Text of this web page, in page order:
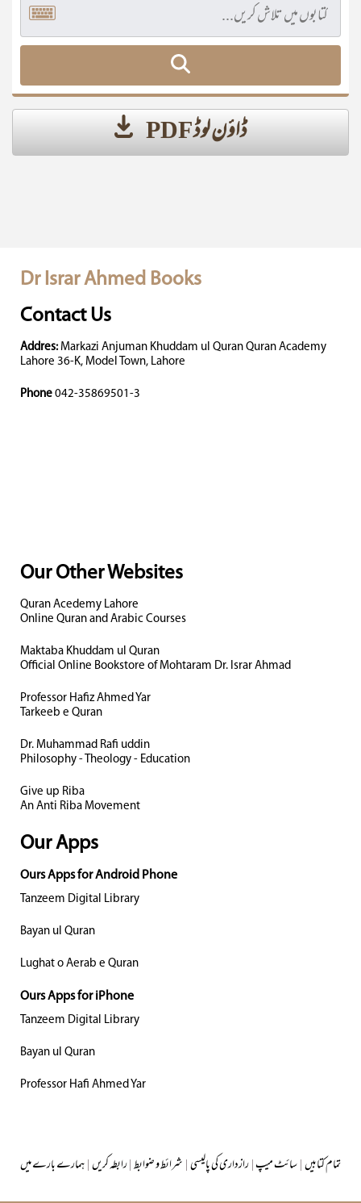
ڈاؤن لوڈ PDF
Dr Israr Ahmed Books
Contact Us
Addres: Markazi Anjuman Khuddam ul Quran Quran Academy
Lahore 36-K, Model Town, Lahore
Phone 042-35869501-3
Our Other Websites
Quran Acedemy Lahore
Online Quran and Arabic Courses
Maktaba Khuddam ul Quran
Official Online Bookstore of Mohtaram Dr. Israr Ahmad
Professor Hafiz Ahmed Yar
Tarkeeb e Quran
Dr. Muhammad Rafi uddin
Philosophy - Theology - Education
Give up Riba
An Anti Riba Movement
Our Apps
Ours Apps for Android Phone
Tanzeem Digital Library
Bayan ul Quran
Lughat o Aerab e Quran
Ours Apps for iPhone
Tanzeem Digital Library
Bayan ul Quran
Professor Hafi Ahmed Yar
ہمارے بارے میں|رابطہ کریں|شرائط و ضوابط|رازداری کی پالیسی|سائٹ میپ|تمام کتابیں